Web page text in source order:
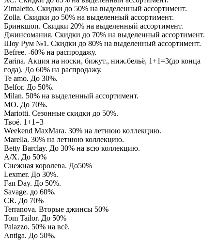
Zimaletto. Скидки до 50% на выделенный ассортимент.
Zolla. Скидки до 50% на выделенный ассортимент.
Бринкшоп. Скидки 20% на выделенный ассортимент.
Джинсомания. Скидки до 70% на выделенный ассортимент.
Шоу Рум №1. Скидки до 80% на выделенный ассортимент.
Befree. -60% на распродажу.
Zarina. Акция на носки, бижут., ниж.бельё, 1+1=3(до конца
года). До 60% на распродажу.
Te amo. До 30%.
Belfor. До 50%.
Milan. 50% на выделенный ассортимент.
MO. До 70%.
Mariotti. Сезонные скидки до 50%.
Твоё. 1+1=3
Weekend MaxMara. 30% на летнюю коллекцию.
Marella. 30% на летнюю коллекцию.
Betty Barclay. До 30% на всю коллекцию.
A/X. До 50%
Снежная королева. До50%
Lexmer. До 30%.
Fan Day. До 50%.
Savage. до 60%.
CR. До 70%
Terranova. Вторые джинсы 50%
Tom Tailor. До 50%
Palazzo. 50% на всё.
Antiga. До 50%.